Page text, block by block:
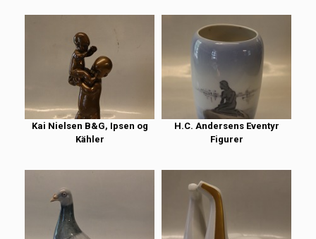
Kai Nielsen B&G, Ipsen og
Kähler
H.C. Andersens Eventyr
Figurer